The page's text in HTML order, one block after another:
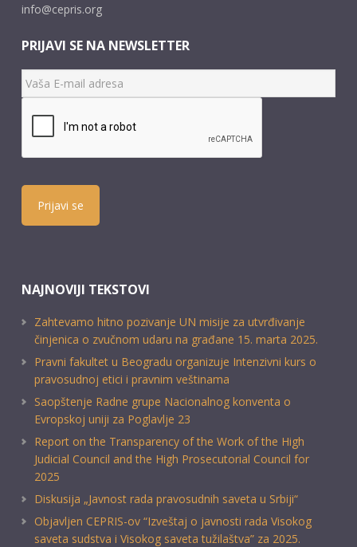
info@cepris.org
PRIJAVI SE NA NEWSLETTER
Prijavi se
NAJNOVIJI TEKSTOVI
Zahtevamo hitno pozivanje UN misije za utvrđivanje
činjenica o zvučnom udaru na građane 15. marta 2025.
Pravni fakultet u Beogradu organizuje Intenzivni kurs o
pravosudnoj etici i pravnim veštinama
Saopštenje Radne grupe Nacionalnog konventa o
Evropskoj uniji za Poglavlje 23
Report on the Transparency of the Work of the High
Judicial Council and the High Prosecutorial Council for
2025
Diskusija „Javnost rada pravosudnih saveta u Srbiji“
Objavljen CEPRIS-ov “Izveštaj o javnosti rada Visokog
saveta sudstva i Visokog saveta tužilaštva” za 2025.